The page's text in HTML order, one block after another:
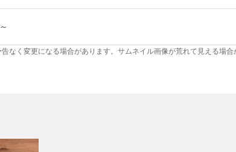
なく変更になる場合があります。サムネイル画像が荒れて見える場